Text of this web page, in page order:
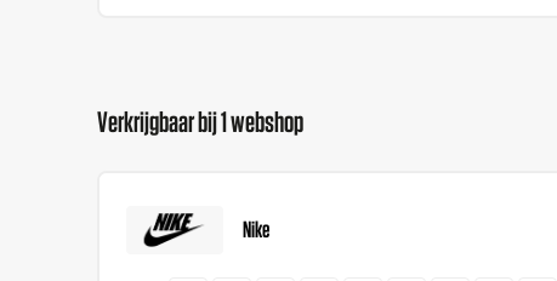
Verkrijgbaar bij 1 webshop
Nike